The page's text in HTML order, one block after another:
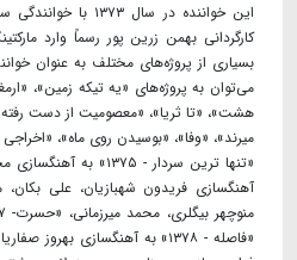
این خواننده در سال
کارگردانی بهمن زرین پور رسماً وارد
بسیاری از پروژه‌های مختلف به عنوان
می‌توان به پروژه‌های «یه تیکه زمین»،
هشت»، «تا ثریا»، «معصومیت از دست
میرند»، «وفا»، «بوسیدن روی ماه»، «اخراجی
آهنگسازی فریدون شهبازیان، علی
«فاصله - ۱۳۷۸» به آهنگسازی